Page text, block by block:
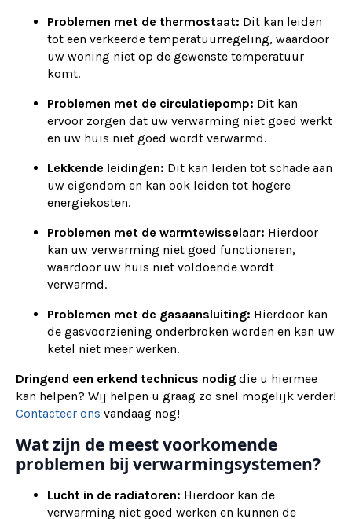
Problemen met de thermostaat: Dit kan leiden
tot een verkeerde temperatuurregeling, waardoor
uw woning niet op de gewenste temperatuur
komt.
Problemen met de circulatiepomp: Dit kan
ervoor zorgen dat uw verwarming niet goed werkt
en uw huis niet goed wordt verwarmd.
Lekkende leidingen: Dit kan leiden tot schade aan
uw eigendom en kan ook leiden tot hogere
energiekosten.
Problemen met de warmtewisselaar: Hierdoor
kan uw verwarming niet goed functioneren,
waardoor uw huis niet voldoende wordt
verwarmd.
Problemen met de gasaansluiting: Hierdoor kan
de gasvoorziening onderbroken worden en kan uw
ketel niet meer werken.
Dringend een erkend technicus nodig die u hiermee
kan helpen? Wij helpen u graag zo snel mogelijk verder!
Contacteer ons vandaag nog!
Wat zijn de meest voorkomende
problemen bij verwarmingsystemen?
Lucht in de radiatoren: Hierdoor kan de
verwarming niet goed werken en kunnen de